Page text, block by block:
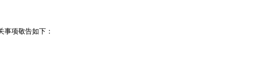
项敬告如下：